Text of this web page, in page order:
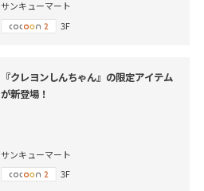
サンキューマート
3F
『クレヨンしんちゃん』の限定アイテム
が新登場！
サンキューマート
3F